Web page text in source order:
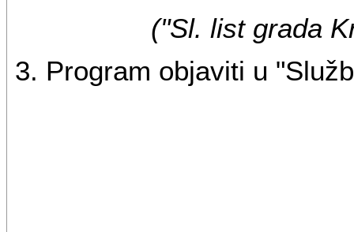
("Sl. list grada
3. Program objaviti u